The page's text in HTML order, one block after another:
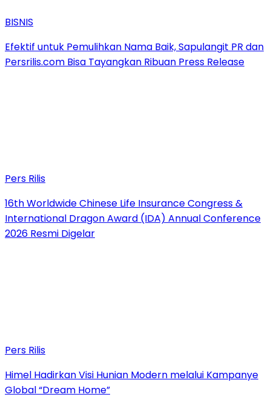
BISNIS
Efektif untuk Pemulihkan Nama Baik, Sapulangit PR dan
Persrilis.com Bisa Tayangkan Ribuan Press Release
Pers Rilis
16th Worldwide Chinese Life Insurance Congress &
International Dragon Award (IDA) Annual Conference
2026 Resmi Digelar
Pers Rilis
Himel Hadirkan Visi Hunian Modern melalui Kampanye
Global “Dream Home”